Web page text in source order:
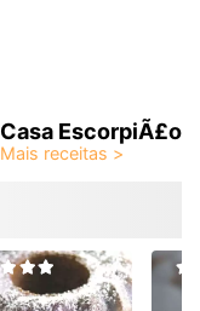
Casa EscorpiÃ£o